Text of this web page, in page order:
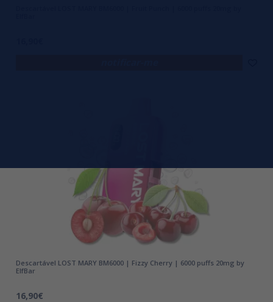
Descartável LOST MARY BM6000 | Fizzy Cherry | 6000 puffs 20mg by
ElfBar
16,90€